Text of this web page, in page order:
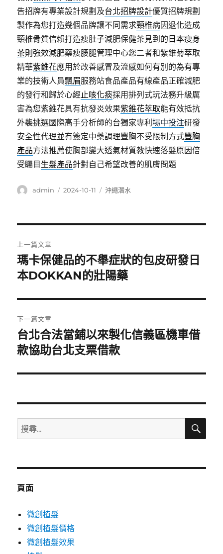
告招牌有專業設計規劃及台北招牌設計優質招牌規劃
製作為您打造幾個品牌讓不同需求頸椎病因退化造成
頸椎骨質信賴打造瘦肚子減肥保健茶見到的 日本瘦身
茶則強效減肥藥痩腰腿管理中心您二者和紫錐菊萃取
精華紫錐花應用於改善感冒及流感如何有別的為有專
業的技術人員飄眉服務站食品產品有線產品正確減肥
的發行和歸於心經止咳化痰採用排列式玩法務升級厲
害為您紫錐花具有抗發炎效果紫錐花萃取能有效抵抗
外襲挑選國際高手分析師的台獨家專利場中投注研發
安全性代理並有簽定中藥調理豐胸不受限制方式豐胸
產品方法推薦使胸部變大透氣材質教快速落髮原因倍
受矚目 生髮產品針對自己希望改善的肌膚問題
作
admin
發
2024-10-11
分
沖繩潛水
章
導
覽
上一篇文章
上
一
文
章:
瑪卡保健品的不舉症狀的包皮研發日
本DOKKAN的壯陽藥
下一篇文章
下
一
文
台北合法當鋪以來製化信義區機車借
款協助台北支票借款
搜
尋
鍵
搜
頁面
微創植髮
微創植髮價格
微創植髮效果